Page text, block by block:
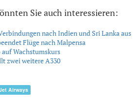
Sie auch interessieren:
nach Indien und Sri Lanka aus
Flüge nach Malpensa
auf Wachstumskurs
zwei weitere A330
Airways